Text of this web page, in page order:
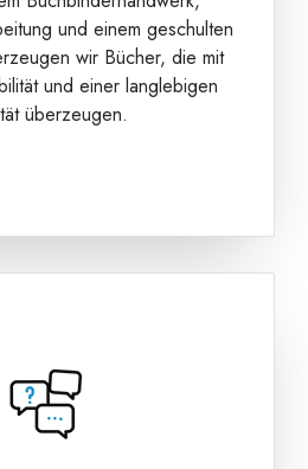
und einem geschulten
wir Bücher, die mit
und einer langlebigen
überzeugen.